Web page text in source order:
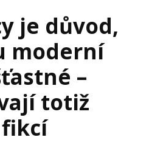
je důvod,
moderní
–
totiž